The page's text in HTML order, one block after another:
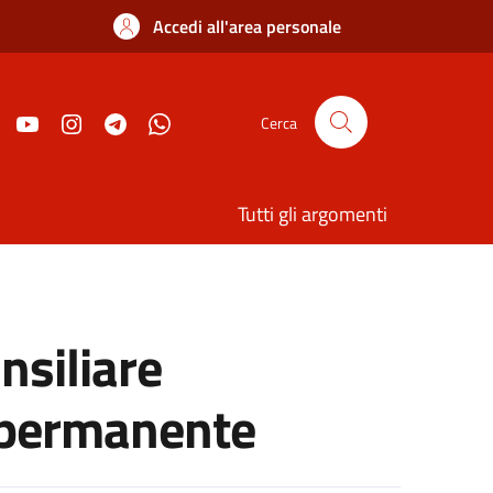
Accedi all'area personale
Cerca
Tutti gli argomenti